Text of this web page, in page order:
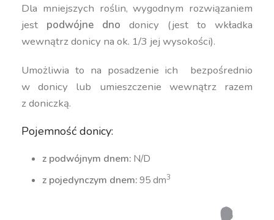
Dla mniejszych roślin, wygodnym rozwiązaniem
jest podwójne dno donicy (jest to wkładka
wewnątrz donicy na ok. 1/3 jej wysokości).
Umożliwia to na posadzenie ich bezpośrednio
w donicy lub umieszczenie wewnątrz razem
z doniczką.
Pojemność donicy:
z podwójnym dnem: N/D
z pojedynczym dnem:95 dm3